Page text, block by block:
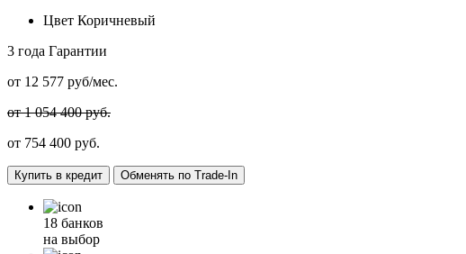
Цвет Коричневый
3 года Гарантии
от 12 577 руб/мес.
от 1 054 400 руб.
от 754 400 руб.
Купить в кредит Обменять по Trade-In
18 банков
на выбор